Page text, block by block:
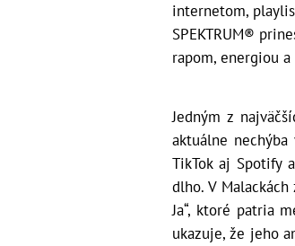
internetom,
SPEKTRUM®
rapom, energiou
Jedným z
aktuálne
TikTok aj Spotify
dlho. V
Ja“, ktoré patria
ukazuje, že jeho